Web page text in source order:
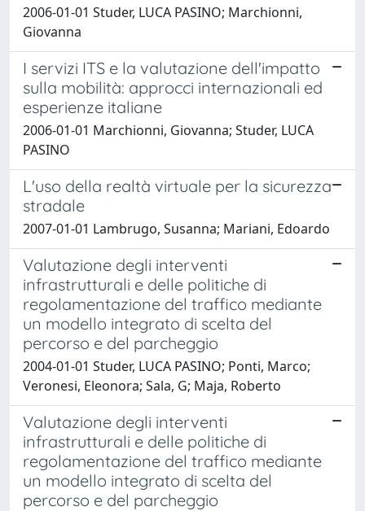
2006-01-01 Studer, LUCA PASINO; Marchionni,
Giovanna
I servizi ITS e la valutazione dell'impatto
sulla mobilità: approcci internazionali ed
esperienze italiane
2006-01-01 Marchionni, Giovanna; Studer, LUCA
PASINO
L'uso della realtà virtuale per la sicurezza
stradale
2007-01-01 Lambrugo, Susanna; Mariani, Edoardo
Valutazione degli interventi
infrastrutturali e delle politiche di
regolamentazione del traffico mediante
un modello integrato di scelta del
percorso e del parcheggio
2004-01-01 Studer, LUCA PASINO; Ponti, Marco;
Veronesi, Eleonora; Sala, G; Maja, Roberto
Valutazione degli interventi
infrastrutturali e delle politiche di
regolamentazione del traffico mediante
un modello integrato di scelta del
percorso e del parcheggio